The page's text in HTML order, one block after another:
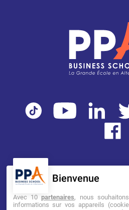
Mentions légales
Bienvenue
Avec 10partenaires, nous
informations sur vos appareils